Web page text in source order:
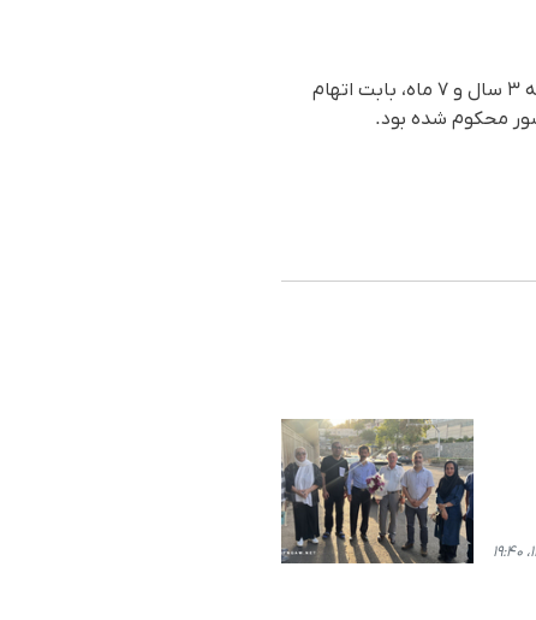
این فعال صنفی در آبان ماه ۱۴۰۱، توسط شعبه ۲۶ دادگاه انقلاب تهران از بابت اتهام "اجتماع و تبانی" به ۳ سال و ۷ ماه، بابت اتهام